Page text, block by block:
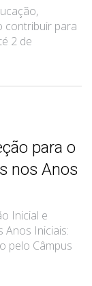
contribuir para
2 de
para o
nos Anos
Inicial e
Anos Iniciais:
pelo Câmpus